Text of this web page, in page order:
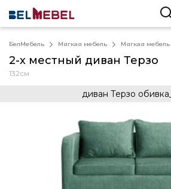
БелМебель Мягкая мебель Мягкая мебель
2-х местный диван Терзо
132см
диван Терзо